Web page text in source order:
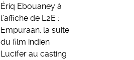
Ériq Ebouaney à
l’affiche de L2E :
Empuraan, la suite
du film indien
Lucifer au casting